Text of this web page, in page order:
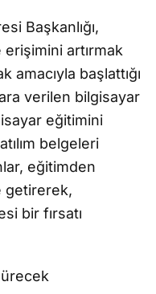
Başkanlığı,
erişimini artırmak
amacıyla başlattığı
verilen bilgisayar
eğitimini
belgeleri
eğitimden
getirerek,
bir fırsatı